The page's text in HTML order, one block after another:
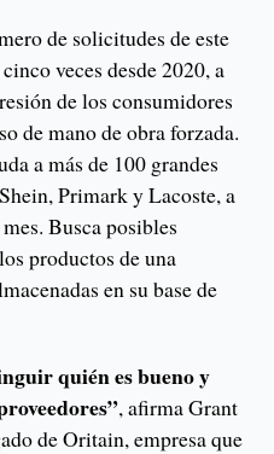
de solicitudes de este
veces desde 2020, a
de los consumidores
de mano de obra forzada.
a más de 100 grandes
Primark y Lacoste, a
Busca posibles
productos de una
en su base de
quién es bueno y
, afirma Grant
de Oritain, empresa que